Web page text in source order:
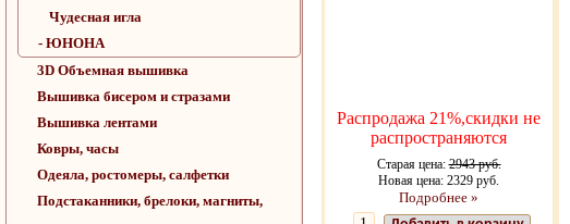
Чудесная игла
- ЮНОНА
3D Объемная вышивка
Вышивка бисером и стразами
Вышивка лентами
Ковры, часы
Одеяла, ростомеры, салфетки
Подстаканники, брелоки, магниты,
Распродажа 21%,скидки не
распространяются
Старая цена:2943 руб.
Новая цена: 2329 руб.
Подробнее »